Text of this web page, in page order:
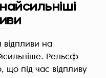
відпливи на
Рельєф
що під час відпливу